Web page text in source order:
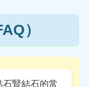
）
腎結石的常